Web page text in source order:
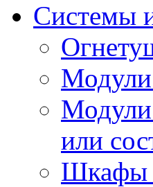
Системы
Модули
или
Шкафы